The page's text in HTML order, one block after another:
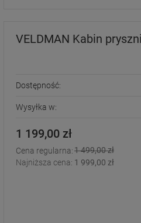
VELDMAN Kabin
Dostępność:
Wysyłka w:
1 199,00 zł
Cena regularna:1 499,00 zł
Najniższa cena: 1 999,00 zł